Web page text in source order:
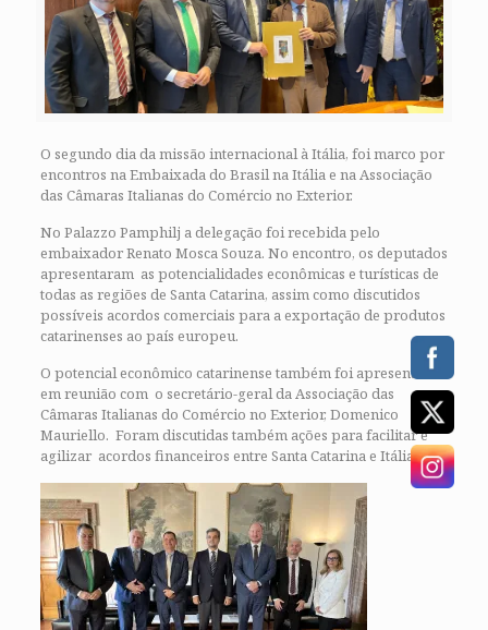
O segundo dia da missão internacional à Itália, foi marco por
encontros na Embaixada do Brasil na Itália e na Associação
das Câmaras Italianas do Comércio no Exterior.
No Palazzo Pamphilj a delegação foi recebida pelo
embaixador Renato Mosca Souza. No encontro, os deputados
apresentaram as potencialidades econômicas e turísticas de
todas as regiões de Santa Catarina, assim como discutidos
possíveis acordos comerciais para a exportação de produtos
catarinenses ao país europeu.
O potencial econômico catarinense também foi apresentado
em reunião com o secretário-geral da Associação das
Câmaras Italianas do Comércio no Exterior, Domenico
Mauriello. Foram discutidas também ações para facilitar e
agilizar acordos financeiros entre Santa Catarina e Itália.